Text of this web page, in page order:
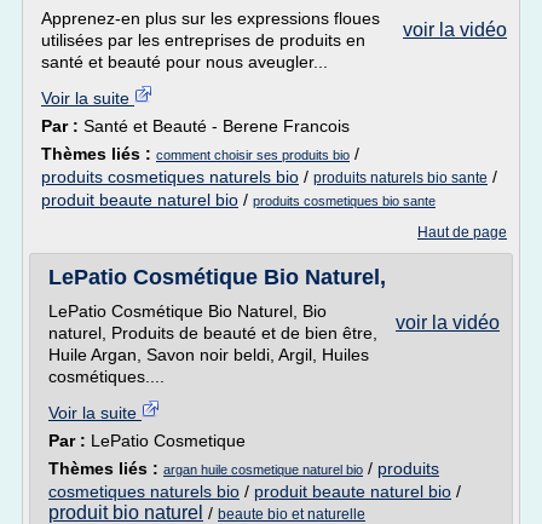
voir la vidéo
Apprenez-en plus sur les expressions floues
utilisées par les entreprises de produits en
santé et beauté pour nous aveugler...
Voir la suite
Par : Santé et Beauté - Berene Francois
Thèmes liés : comment choisir ses produits bio /
produits cosmetiques naturels bio / produits naturels bio sante /
produit beaute naturel bio / produits cosmetiques bio sante
Haut de page
LePatio Cosmétique Bio Naturel,
voir la vidéo
LePatio Cosmétique Bio Naturel, Bio
naturel, Produits de beauté et de bien être,
Huile Argan, Savon noir beldi, Argil, Huiles
cosmétiques....
Voir la suite
Par : LePatio Cosmetique
Thèmes liés : argan huile cosmetique naturel bio / produits
cosmetiques naturels bio / produit beaute naturel bio /
produit bio naturel / beaute bio et naturelle